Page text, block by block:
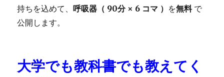
持ちを込めて、呼吸器（ 90分 × 6 コマ ） を無料 で
公開します。
大学でも教科書でも教えてく